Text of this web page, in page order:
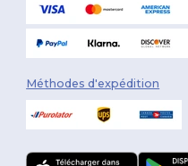
Méthodes d'expédition